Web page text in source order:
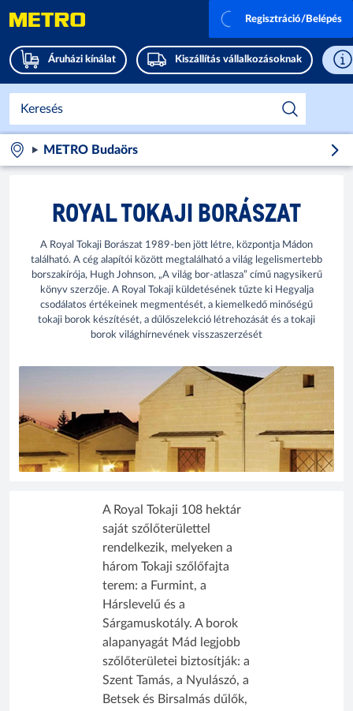
Áruházi kínálat Kiszállítás vállalkozásoknak
Regisztráció/Belépés
METRO Budaörs
ROYAL TOKAJI BORÁSZAT
A Royal Tokaji Borászat 1989-ben jött létre, központja Mádon
található. A cég alapítói között megtalálható a világ legelismertebb
borszakírója, Hugh Johnson, „A világ bor-atlasza” című nagysikerű
könyv szerzője. A Royal Tokaji küldetésének tűzte ki Hegyalja
csodálatos értékeinek megmentését, a kiemelkedő minőségű
tokaji borok készítését, a dűlőszelekció létrehozását és a tokaji
borok világhírnevének visszaszerzését
A Royal Tokaji 108 hektár
saját szőlőterülettel
rendelkezik, melyeken a
három Tokaji szőlőfajta
terem: a Furmint, a
Hárslevelű és a
Sárgamuskotály. A borok
alapanyagát Mád legjobb
szőlőterületei biztosítják: a
Szent Tamás, a Nyulászó, a
Betsek és Birsalmás dűlők,